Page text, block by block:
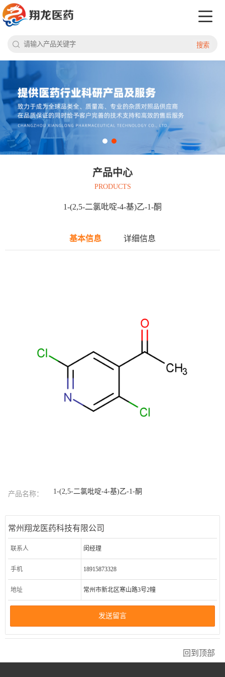
搜索
产品中心
PRODUCTS
1-(2,5-二氯吡啶-4-基)乙-1-酮
基本信息 详细信息
产品名称： 1-(2,5-二氯吡啶-4-基)乙-1-酮
常州翔龙医药科技有限公司
联系人 闵经理
手机 18915873328
地址 常州市新北区寒山路3号2幢
发送留言
回到顶部